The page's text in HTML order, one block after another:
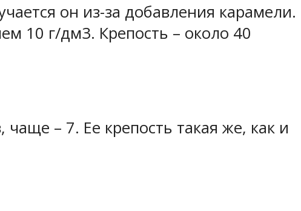
он из-за добавления карамели.
10 г/дм3. Крепость – около 40
– 7. Ее крепость такая же, как и